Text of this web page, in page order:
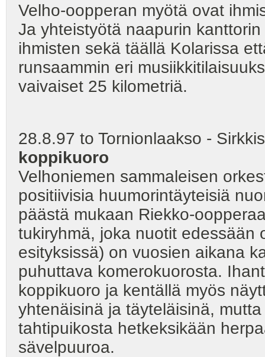
Velho-oopperan myötä ovat
Ja yhteistyötä naapurin
ihmisten sekä täällä Kolarissa
runsaammin eri
vaivaiset 25 kilometriä.
28.8.97 to Tornionlaakso -
koppikuoro
Velhoniemen sammaleisen
positiivisia huumorintäyteisiä
päästä mukaan Riekko-
tukiryhmä, joka nuotit edessään
esityksissä) on vuosien aikana
puhuttava komerokuorosta.
koppikuoro ja kentällä myös
yhtenäisinä ja täyteläisinä,
tahtipuikosta hetkeksikään
sävelpuuroa.